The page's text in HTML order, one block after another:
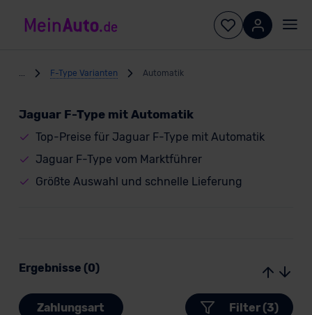
F-Type Varianten Automatik
Jaguar F-Type mit Automatik
Top-Preise für Jaguar F-Type mit Automatik
Jaguar F-Type vom Marktführer
Größte Auswahl und schnelle Lieferung
Ergebnisse (0)
Zahlungsart Filter (3)